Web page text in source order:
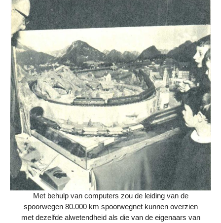
Met behulp van computers zou de leiding van de
spoorwegen 80.000 km spoorwegnet kunnen overzien
met dezelfde alwetendheid als die van de eigenaars van